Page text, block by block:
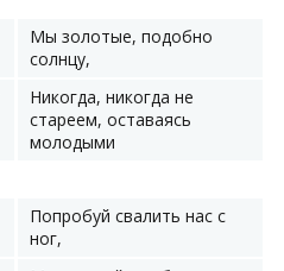
Мы золотые, подобно
солнцу,
Никогда, никогда не
стареем, оставаясь
молодыми
Попробуй свалить нас с
ног,